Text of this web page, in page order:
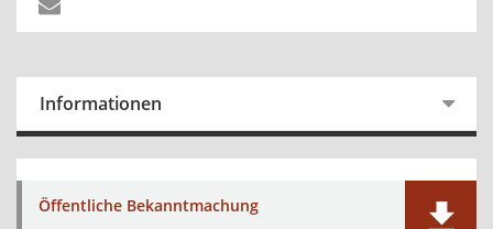
Informationen
Öffentliche Bekanntmachung